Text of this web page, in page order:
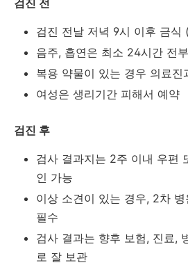
검진 전
검진 전날 저녁 9시 이후 금식
음주, 흡연은 최소 24시간 전
복용 약물이 있는 경우 의료진
여성은 생리기간 피해서 예약
검진 후
검사 결과지는 2주 이내 우편
인 가능
이상 소견이 있는 경우, 2차
필수
검사 결과는 향후 보험, 진료,
로 잘 보관